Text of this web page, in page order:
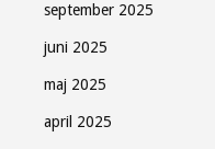
september 2025
juni 2025
maj 2025
april 2025